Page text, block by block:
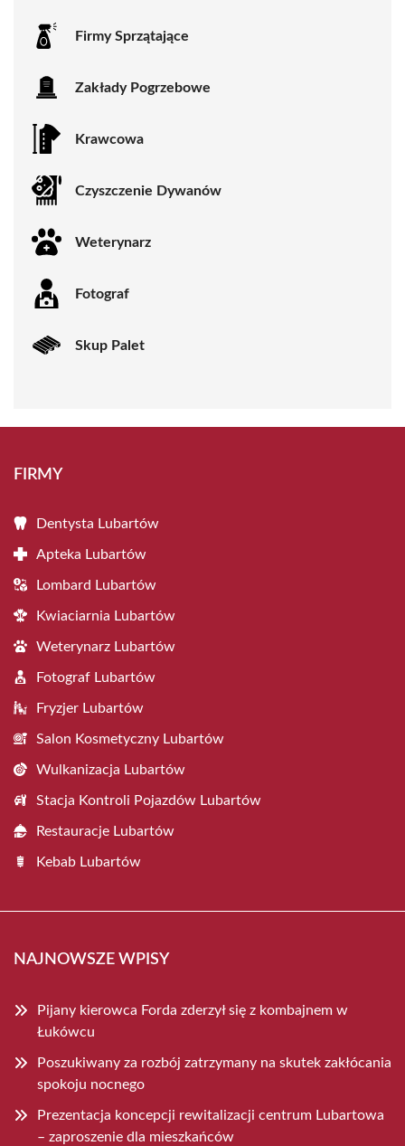
Firmy Sprzątające
Zakłady Pogrzebowe
Krawcowa
Czyszczenie Dywanów
Weterynarz
Fotograf
Skup Palet
FIRMY
Dentysta Lubartów
Apteka Lubartów
Lombard Lubartów
Kwiaciarnia Lubartów
Weterynarz Lubartów
Fotograf Lubartów
Fryzjer Lubartów
Salon Kosmetyczny Lubartów
Wulkanizacja Lubartów
Stacja Kontroli Pojazdów Lubartów
Restauracje Lubartów
Kebab Lubartów
NAJNOWSZE WPISY
Pijany kierowca Forda zderzył się z kombajnem w
Łukówcu
Poszukiwany za rozbój zatrzymany na skutek zakłócania
spokoju nocnego
Prezentacja koncepcji rewitalizacji centrum Lubartowa
– zaproszenie dla mieszkańców